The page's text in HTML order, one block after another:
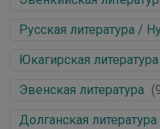
Русская литература /
Юкагирская литература
Эвенская литература (
Долганская литература